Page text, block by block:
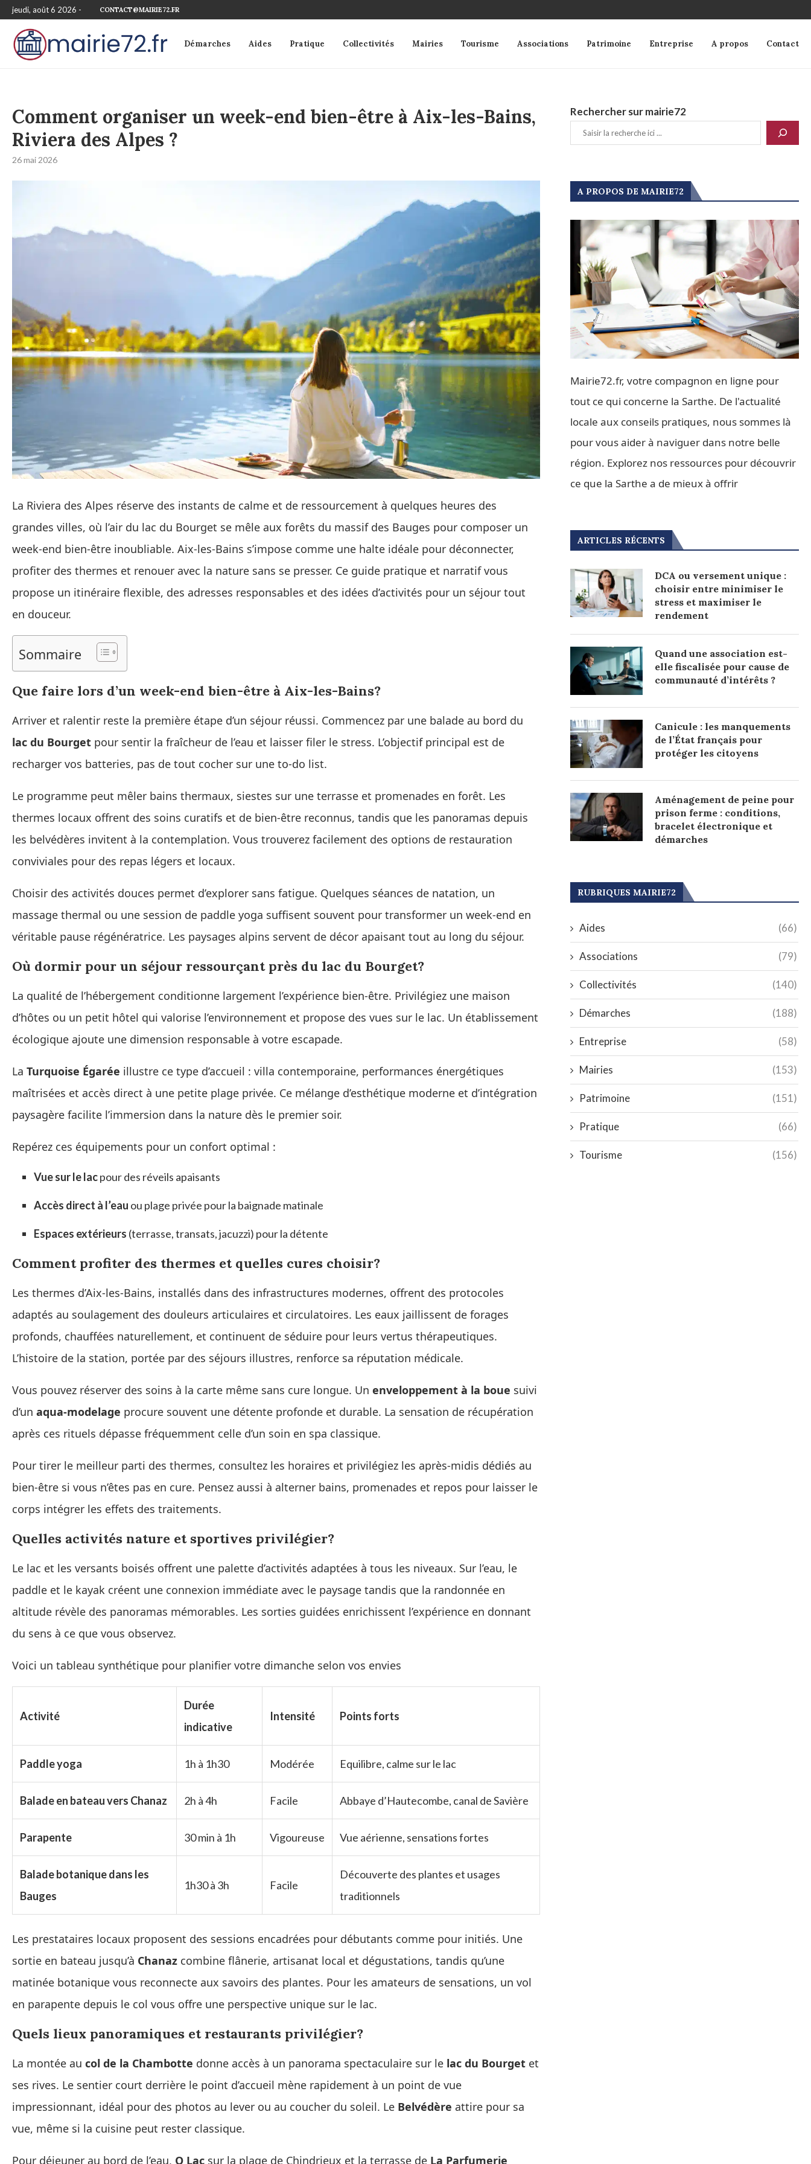
jeudi, août 6 2026 - CONTACT@MAIRIE72.FR
Démarches Aides Pratique Collectivités Mairies Tourisme Associations Patrimoine Entreprise A propos Contact
Comment organiser un week-end bien-être à Aix-les-Bains,
Riviera des Alpes ?
26 mai 2026
La Riviera des Alpes réserve des instants de calme et de ressourcement à quelques heures des
grandes villes, où l’air du lac du Bourget se mêle aux forêts du massif des Bauges pour composer un
week-end bien-être inoubliable. Aix-les-Bains s’impose comme une halte idéale pour déconnecter,
profiter des thermes et renouer avec la nature sans se presser. Ce guide pratique et narratif vous
propose un itinéraire flexible, des adresses responsables et des idées d’activités pour un séjour tout
en douceur.
Sommaire
Que faire lors d’un week-end bien-être à Aix-les-Bains?
Arriver et ralentir reste la première étape d’un séjour réussi. Commencez par une balade au bord du
lac du Bourget pour sentir la fraîcheur de l’eau et laisser filer le stress. L’objectif principal est de
recharger vos batteries, pas de tout cocher sur une to-do list.
Le programme peut mêler bains thermaux, siestes sur une terrasse et promenades en forêt. Les
thermes locaux offrent des soins curatifs et de bien-être reconnus, tandis que les panoramas depuis
les belvédères invitent à la contemplation. Vous trouverez facilement des options de restauration
conviviales pour des repas légers et locaux.
Choisir des activités douces permet d’explorer sans fatigue. Quelques séances de natation, un
massage thermal ou une session de paddle yoga suffisent souvent pour transformer un week-end en
véritable pause régénératrice. Les paysages alpins servent de décor apaisant tout au long du séjour.
Où dormir pour un séjour ressourçant près du lac du Bourget?
La qualité de l’hébergement conditionne largement l’expérience bien-être. Privilégiez une maison
d’hôtes ou un petit hôtel qui valorise l’environnement et propose des vues sur le lac. Un établissement
écologique ajoute une dimension responsable à votre escapade.
La Turquoise Égarée illustre ce type d’accueil : villa contemporaine, performances énergétiques
maîtrisées et accès direct à une petite plage privée. Ce mélange d’esthétique moderne et d’intégration
paysagère facilite l’immersion dans la nature dès le premier soir.
Repérez ces équipements pour un confort optimal :
Vue sur le lacpour des réveils apaisants
Accès direct à l’eau ou plage privée pour la baignade matinale
Espaces extérieurs (terrasse, transats, jacuzzi) pour la détente
Comment profiter des thermes et quelles cures choisir?
Les thermes d’Aix-les-Bains, installés dans des infrastructures modernes, offrent des protocoles
adaptés au soulagement des douleurs articulaires et circulatoires. Les eaux jaillissent de forages
profonds, chauffées naturellement, et continuent de séduire pour leurs vertus thérapeutiques.
L’histoire de la station, portée par des séjours illustres, renforce sa réputation médicale.
Vous pouvez réserver des soins à la carte même sans cure longue. Un enveloppement à la boue suivi
d’un aqua-modelage procure souvent une détente profonde et durable. La sensation de récupération
après ces rituels dépasse fréquemment celle d’un soin en spa classique.
Pour tirer le meilleur parti des thermes, consultez les horaires et privilégiez les après-midis dédiés au
bien-être si vous n’êtes pas en cure. Pensez aussi à alterner bains, promenades et repos pour laisser le
corps intégrer les effets des traitements.
Quelles activités nature et sportives privilégier?
Le lac et les versants boisés offrent une palette d’activités adaptées à tous les niveaux. Sur l’eau, le
paddle et le kayak créent une connexion immédiate avec le paysage tandis que la randonnée en
altitude révèle des panoramas mémorables. Les sorties guidées enrichissent l’expérience en donnant
du sens à ce que vous observez.
Voici un tableau synthétique pour planifier votre dimanche selon vos envies
Activité
Durée
indicative
Intensité Points forts
Paddle yoga 1h à 1h30 Modérée Equilibre, calme sur le lac
Balade en bateau vers Chanaz 2h à 4h Facile Abbaye d’Hautecombe, canal de Savière
Parapente 30 min à 1h Vigoureuse Vue aérienne, sensations fortes
Balade botanique dans les
Bauges
1h30 à 3h Facile
Découverte des plantes et usages
traditionnels
Les prestataires locaux proposent des sessions encadrées pour débutants comme pour initiés. Une
sortie en bateau jusqu’à Chanaz combine flânerie, artisanat local et dégustations, tandis qu’une
matinée botanique vous reconnecte aux savoirs des plantes. Pour les amateurs de sensations, un vol
en parapente depuis le col vous offre une perspective unique sur le lac.
Quels lieux panoramiques et restaurants privilégier?
La montée au col de la Chambotte donne accès à un panorama spectaculaire sur le lac du Bourget et
ses rives. Le sentier court derrière le point d’accueil mène rapidement à un point de vue
impressionnant, idéal pour des photos au lever ou au coucher du soleil. Le Belvédère attire pour sa
vue, même si la cuisine peut rester classique.
Pour déjeuner au bord de l’eau, O Lac sur la plage de Chindrieux et la terrasse de La Parfumerie
Rechercher sur mairie72
A PROPOS DE MAIRIE72
Mairie72.fr, votre compagnon en ligne pour
tout ce qui concerne la Sarthe. De l'actualité
locale aux conseils pratiques, nous sommes là
pour vous aider à naviguer dans notre belle
région. Explorez nos ressources pour découvrir
ce que la Sarthe a de mieux à offrir
ARTICLES RÉCENTS
DCA ou versement unique :
choisir entre minimiser le
stress et maximiser le
rendement
Quand une association est-
elle fiscalisée pour cause de
communauté d’intérêts ?
Canicule : les manquements
de l’État français pour
protéger les citoyens
Aménagement de peine pour
prison ferme : conditions,
bracelet électronique et
démarches
RUBRIQUES MAIRIE72
Aides (66)
Associations (79)
Collectivités (140)
Démarches (188)
Entreprise (58)
Mairies (153)
Patrimoine (151)
Pratique (66)
Tourisme (156)